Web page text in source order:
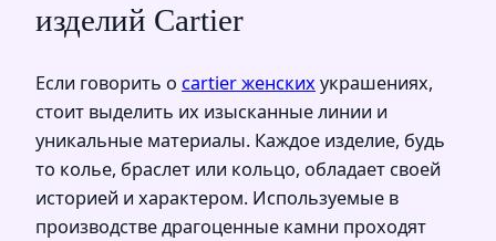
изделий Cartier
Если говорить о cartier женских украшениях,
стоит выделить их изысканные линии и
уникальные материалы. Каждое изделие, будь
то колье, браслет или кольцо, обладает своей
историей и характером. Используемые в
производстве драгоценные камни проходят